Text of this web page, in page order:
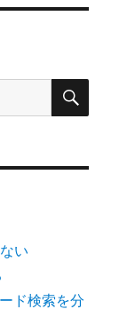
検
い
ド検索を分